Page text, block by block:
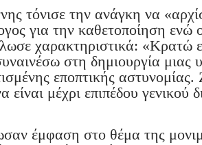
τόνισε την ανάγκη να
για την καθετοποίηση ενώ
χαρακτηριστικά: «Κρατώ
στη δημιουργία μιας
εποπτικής
είναι μέχρι επιπέδου γενικού
έμφαση στο θέμα της